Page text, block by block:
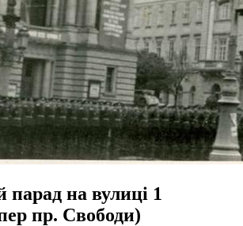
парад на вулиці 1
пр. Свободи)